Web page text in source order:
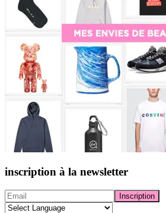
inscription à la newsletter